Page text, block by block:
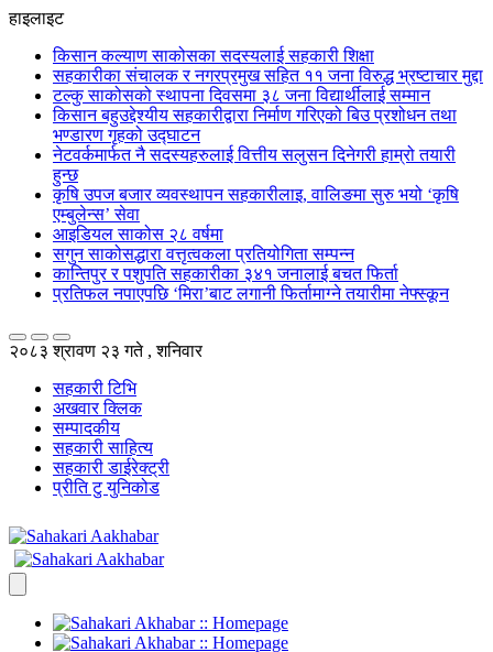
हाइलाइट
किसान कल्याण साकोसका सदस्यलाई सहकारी शिक्षा
सहकारीका संचालक र नगरप्रमुख सहित ११ जना विरुद्ध भ्रष्टाचार मुद्दा
टल्कु साकोसको स्थापना दिवसमा ३८ जना विद्यार्थीलाई सम्मान
किसान बहुउद्देश्यीय सहकारीद्वारा निर्माण गरिएको बिउ प्रशोधन तथा
भण्डारण गृहको उद्घाटन
नेटवर्कमार्फत नै सदस्यहरुलाई वित्तीय सलुसन दिनेगरी हाम्रो तयारी
हुन्छ
कृषि उपज बजार व्यवस्थापन सहकारीलाइ, वालिङमा सुरु भयो ‘कृषि
एम्बुलेन्स’ सेवा
आइडियल साकोस २८ वर्षमा
सगुन साकोसद्धारा वत्तृत्वकला प्रतियोगिता सम्पन्न
कान्तिपुर र पशुपति सहकारीका ३४१ जनालाई बचत फिर्ता
प्रतिफल नपाएपछि ‘मिरा’बाट लगानी फिर्तामाग्ने तयारीमा नेफ्स्कून
२०८३ श्रावण २३ गते , शनिवार
सहकारी टिभि
अखवार क्लिक
सम्पादकीय
सहकारी साहित्य
सहकारी डाईरेक्ट्री
प्रीति टु युनिकोड